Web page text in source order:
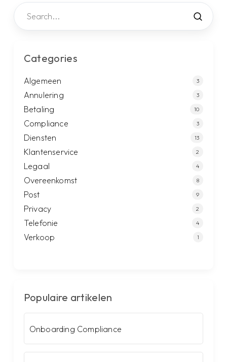
Categories
Algemeen 3
Annulering 3
Betaling 10
Compliance 3
Diensten 13
Klantenservice 2
Legaal 4
Overeenkomst 8
Post 9
Privacy 2
Telefonie 4
Verkoop 1
Populaire artikelen
Onboarding Compliance